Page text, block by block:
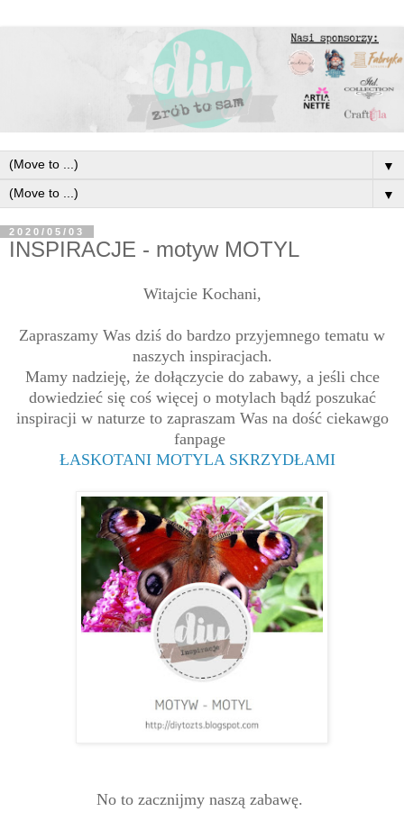
▼
▼
2020/05/03
INSPIRACJE - motyw MOTYL
Witajcie Kochani,
Zapraszamy Was dziś do bardzo przyjemnego tematu w
naszych inspiracjach.
Mamy nadzieję, że dołączycie do zabawy, a jeśli chce
dowiedzieć się coś więcej o motylach bądź poszukać
inspiracji w naturze to zapraszam Was na dość ciekawgo
fanpage
ŁASKOTANI MOTYLA SKRZYDŁAMI
No to zacznijmy naszą zabawę.